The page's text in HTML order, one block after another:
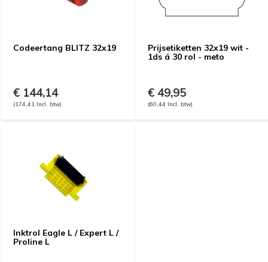
Codeertang BLITZ 32x19
€ 144,14
(174,41 Incl. btw)
Prijsetiketten 32x19 wit -
1ds á 30 rol - meto
€ 49,95
(60,44 Incl. btw)
Inktrol Eagle L / Expert L /
Proline L